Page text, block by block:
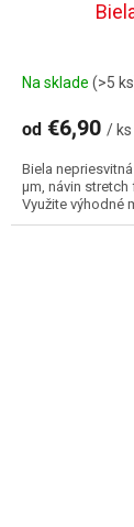
Na sklade (>5
od €6,90 / ks
Biela
µm, návin stretch
Využite výhodné